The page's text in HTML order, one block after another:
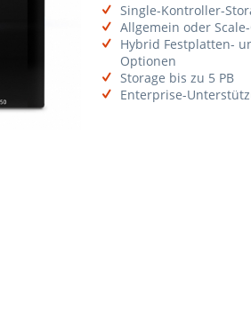
Single-Kontroller-
Allgemein oder
Hybrid Festplatten-
Optionen
Storage bis zu 5 PB
Enterprise-